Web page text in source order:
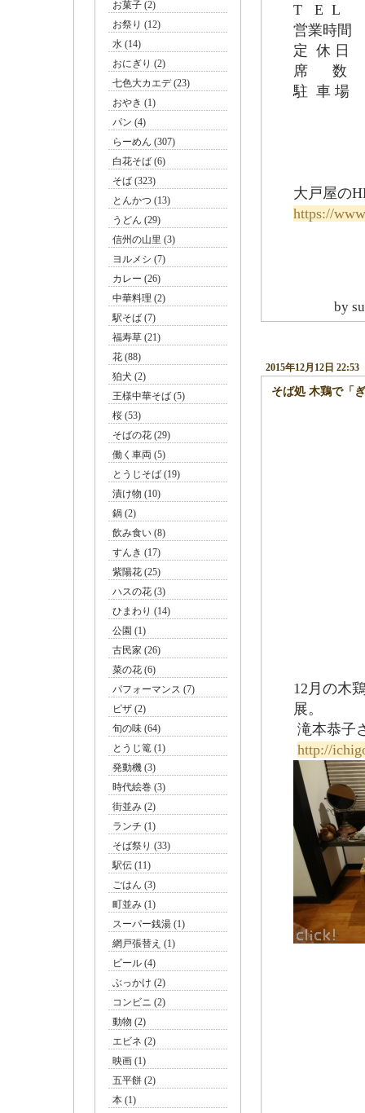
お菓子 (2)
お祭り (12)
水 (14)
おにぎり (2)
七色大カエデ (23)
おやき (1)
パン (4)
らーめん (307)
白花そば (6)
そば (323)
とんかつ (13)
うどん (29)
信州の山里 (3)
ヨルメシ (7)
カレー (26)
中華料理 (2)
駅そば (7)
福寿草 (21)
花 (88)
狛犬 (2)
王様中華そば (5)
桜 (53)
そばの花 (29)
働く車両 (5)
とうじそば (19)
漬け物 (10)
鍋 (2)
飲み食い (8)
すんき (17)
紫陽花 (25)
ハスの花 (3)
ひまわり (14)
公園 (1)
古民家 (26)
菜の花 (6)
パフォーマンス (7)
ピザ (2)
旬の味 (64)
とうじ篭 (1)
発動機 (3)
時代絵巻 (3)
街並み (2)
ランチ (1)
そば祭り (33)
駅伝 (11)
ごはん (3)
町並み (1)
スーパー銭湯 (1)
網戸張替え (1)
ビール (4)
ぶっかけ (2)
コンビニ (2)
動物 (2)
エビネ (2)
映画 (1)
五平餅 (2)
本 (1)
T E L
営業時間
定 休 日
席 数 カ
駐 車 場
大戸屋の
https://
by
そば処 木鶏で「
2015年12月12日 22:53
12月の木
展。
滝本恭子
http://